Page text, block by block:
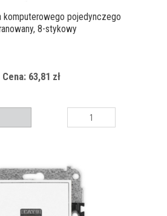
komputerowego pojedynczego
8-stykowy
Cena: 63,81 zł